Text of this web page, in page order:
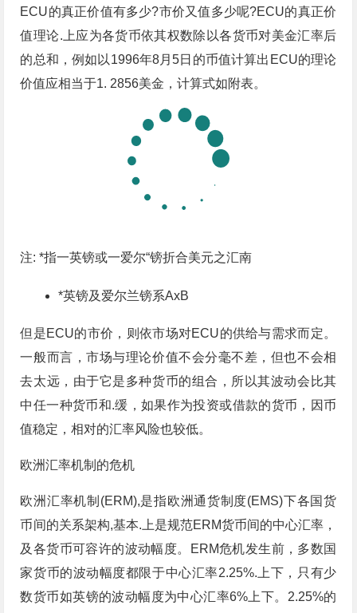
ECU的真正价值有多少?市价又值多少呢?ECU的真正价
值理论.上应为各货币依其权数除以各货币对美金汇率后
的总和，例如以1996年8月5日的币值计算出ECU的理论
价值应相当于1. 2856美金，计算式如附表。
注: *指一英镑或一爱尔“镑折合美元之汇南
*英镑及爱尔兰镑系AxB
但是ECU的市价，则依市场对ECU的供给与需求而定。
一般而言，市场与理论价值不会分毫不差，但也不会相
去太远，由于它是多种货币的组合，所以其波动会比其
中任一种货币和.缓，如果作为投资或借款的货币，因币
值稳定，相对的汇率风险也较低。
欧洲汇率机制的危机
欧洲汇率机制(ERM),是指欧洲通货制度(EMS)下各国货
币间的关系架构,基本.上是规范ERM货币间的中心汇率，
及各货币可容许的波动幅度。ERM危机发生前，多数国
家货币的波动幅度都限于中心汇率2.25%.上下，只有少
数货币如英镑的波动幅度为中心汇率6%上下。2.25%的